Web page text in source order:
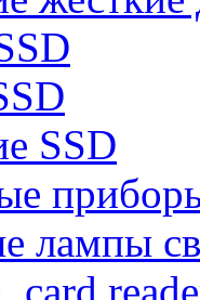
SSD
лампы